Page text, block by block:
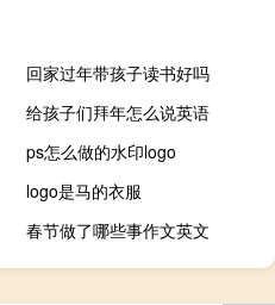
回家过年带孩子读书好吗
给孩子们拜年怎么说英语
ps怎么做的水印logo
logo是马的衣服
春节做了哪些事作文英文